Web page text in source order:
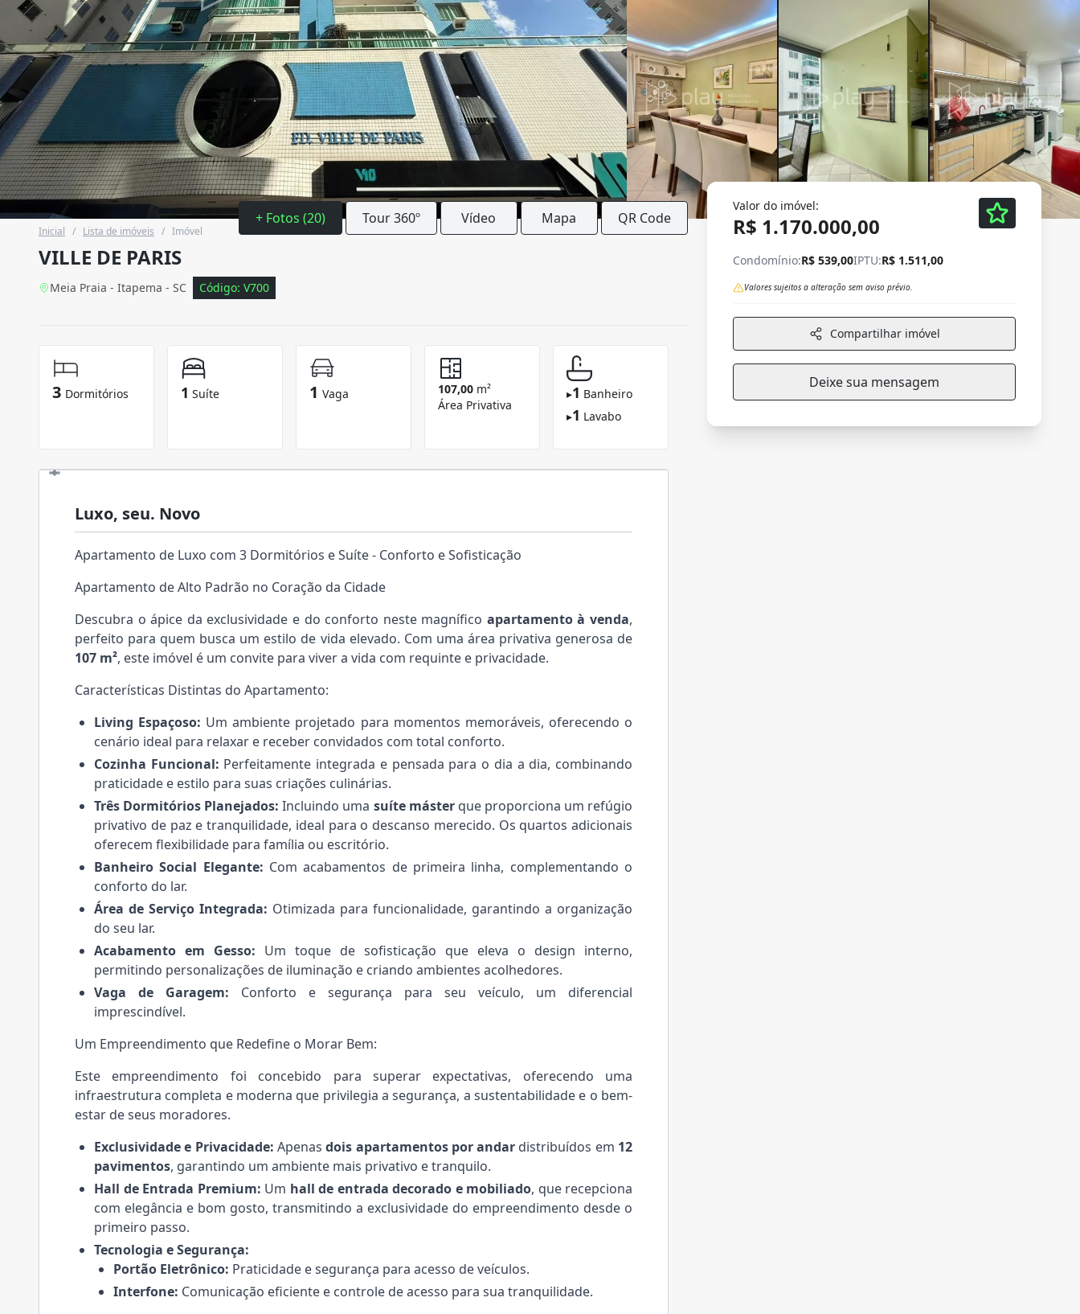
+ Fotos (20) Tour 360º Vídeo Mapa QR Code
Inicial / Lista de imóveis / Imóvel
VILLE DE PARIS
Meia Praia - Itapema - SC Código: V700
3 Dormitórios 1 Suíte 1 Vaga 107,00 m²
Área Privativa
▸1 Banheiro
▸1 Lavabo
Luxo, seu. Novo
Apartamento de Luxo com 3 Dormitórios e Suíte - Conforto e Sofisticação
Apartamento de Alto Padrão no Coração da Cidade
Descubra o ápice da exclusividade e do conforto neste magnífico apartamento à venda,
perfeito para quem busca um estilo de vida elevado. Com uma área privativa generosa de
107 m², este imóvel é um convite para viver a vida com requinte e privacidade.
Características Distintas do Apartamento:
Living Espaçoso: Um ambiente projetado para momentos memoráveis, oferecendo o
cenário ideal para relaxar e receber convidados com total conforto.
Cozinha Funcional: Perfeitamente integrada e pensada para o dia a dia, combinando
praticidade e estilo para suas criações culinárias.
Três Dormitórios Planejados: Incluindo uma suíte másterque proporciona um refúgio
privativo de paz e tranquilidade, ideal para o descanso merecido. Os quartos adicionais
oferecem flexibilidade para família ou escritório.
Banheiro Social Elegante: Com acabamentos de primeira linha, complementando o
conforto do lar.
Área de Serviço Integrada: Otimizada para funcionalidade, garantindo a organização
do seu lar.
Acabamento em Gesso: Um toque de sofisticação que eleva o design interno,
permitindo personalizações de iluminação e criando ambientes acolhedores.
Vaga de Garagem: Conforto e segurança para seu veículo, um diferencial
imprescindível.
Um Empreendimento que Redefine o Morar Bem:
Este empreendimento foi concebido para superar expectativas, oferecendo uma
infraestrutura completa e moderna que privilegia a segurança, a sustentabilidade e o bem-
estar de seus moradores.
Exclusividade e Privacidade: Apenasdois apartamentos por andar distribuídos em 12
pavimentos, garantindo um ambiente mais privativo e tranquilo.
Hall de Entrada Premium: Um hall de entrada decorado e mobiliado, que recepciona
com elegância e bom gosto, transmitindo a exclusividade do empreendimento desde o
primeiro passo.
Tecnologia e Segurança:
Portão Eletrônico: Praticidade e segurança para acesso de veículos.
Interfone: Comunicação eficiente e controle de acesso para sua tranquilidade.
Valor do imóvel:
R$ 1.170.000,00
Condomínio:R$ 539,00IPTU:R$ 1.511,00
Valores sujeitos a alteração sem aviso prévio.
Compartilhar imóvel
Deixe sua mensagem